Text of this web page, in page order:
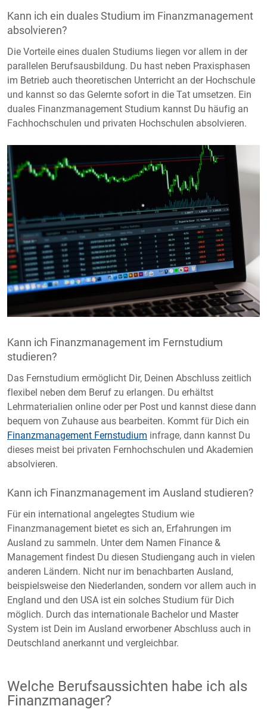
Kann ich ein duales Studium im Finanzmanagement
absolvieren?
Die Vorteile eines dualen Studiums liegen vor allem in der
parallelen Berufsausbildung. Du hast neben Praxisphasen
im Betrieb auch theoretischen Unterricht an der Hochschule
und kannst so das Gelernte sofort in die Tat umsetzen. Ein
duales Finanzmanagement Studium kannst Du häufig an
Fachhochschulen und privaten Hochschulen absolvieren.
Kann ich Finanzmanagement im Fernstudium
studieren?
Das Fernstudium ermöglicht Dir, Deinen Abschluss zeitlich
flexibel neben dem Beruf zu erlangen. Du erhältst
Lehrmaterialien online oder per Post und kannst diese dann
bequem von Zuhause aus bearbeiten. Kommt für Dich ein
Finanzmanagement Fernstudium infrage, dann kannst Du
dieses meist bei privaten Fernhochschulen und Akademien
absolvieren.
Kann ich Finanzmanagement im Ausland studieren?
Für ein international angelegtes Studium wie
Finanzmanagement bietet es sich an, Erfahrungen im
Ausland zu sammeln. Unter dem Namen Finance &
Management findest Du diesen Studiengang auch in vielen
anderen Ländern. Nicht nur im benachbarten Ausland,
beispielsweise den Niederlanden, sondern vor allem auch in
England und den USA ist ein solches Studium für Dich
möglich. Durch das internationale Bachelor und Master
System ist Dein im Ausland erworbener Abschluss auch in
Deutschland anerkannt und vergleichbar.
Welche Berufsaussichten habe ich als
Finanzmanager?